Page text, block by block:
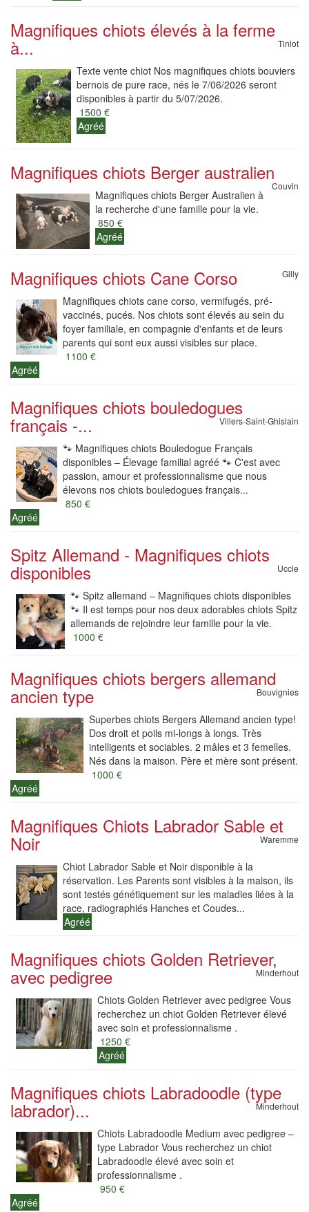
Magnifiques chiots élevés à la ferme
à... Tinlot
Texte vente chiot Nos magnifiques chiots bouviers
bernois de pure race, nés le 7/06/2026 seront
disponibles à partir du 5/07/2026.
1500 €
Agréé
Magnifiques chiots Berger australien
Couvin
Magnifiques chiots Berger Australien à
la recherche d'une famille pour la vie.
850 €
Agréé
Magnifiques chiots Cane Corso Gilly
Magnifiques chiots cane corso, vermifugés, pré-
vaccinés, pucés. Nos chiots sont élevés au sein du
foyer familiale, en compagnie d'enfants et de leurs
parents qui sont eux aussi visibles sur place.
1100 €
Agréé
Magnifiques chiots bouledogues
français -... Villers-Saint-Ghislain
🐾 Magnifiques chiots Bouledogue Français
disponibles – Élevage familial agréé 🐾 C'est avec
passion, amour et professionnalisme que nous
élevons nos chiots bouledogues français...
850 €
Agréé
Spitz Allemand - Magnifiques chiots
disponibles Uccle
🐾 Spitz allemand – Magnifiques chiots disponibles
🐾 Il est temps pour nos deux adorables chiots Spitz
allemands de rejoindre leur famille pour la vie.
1000 €
Magnifiques chiots bergers allemand
ancien type Bouvignies
Superbes chiots Bergers Allemand ancien type!
Dos droit et poils mi-longs à longs. Très
intelligents et sociables. 2 mâles et 3 femelles.
Nés dans la maison. Père et mère sont présent.
1000 €
Agréé
Magnifiques Chiots Labrador Sable et
Noir Waremme
Chiot Labrador Sable et Noir disponible à la
réservation. Les Parents sont visibles à la maison, ils
sont testés génétiquement sur les maladies liées à la
race, radiographiés Hanches et Coudes...
Agréé
Magnifiques chiots Golden Retriever,
avec pedigree Minderhout
Chiots Golden Retriever avec pedigree Vous
recherchez un chiot Golden Retriever élevé
avec soin et professionnalisme .
1250 €
Agréé
Magnifiques chiots Labradoodle (type
labrador)... Minderhout
Chiots Labradoodle Medium avec pedigree –
type Labrador Vous recherchez un chiot
Labradoodle élevé avec soin et
professionnalisme .
950 €
Agréé